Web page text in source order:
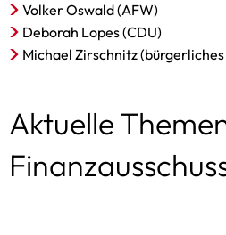
Volker Oswald (AFW)
Deborah Lopes (CDU)
Michael Zirschnitz
Aktuelle